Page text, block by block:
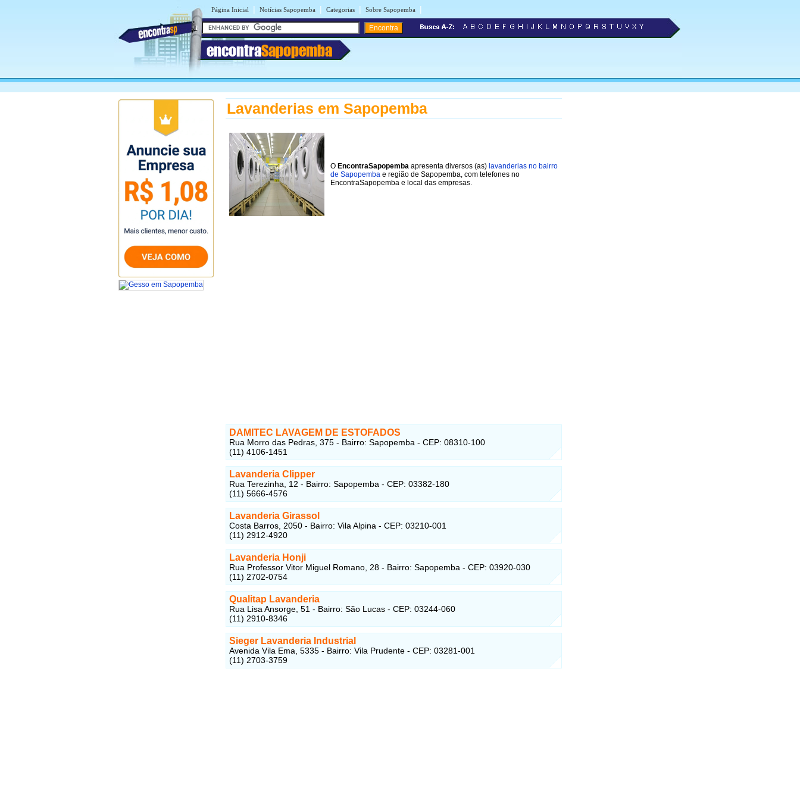
Página Inicial | Notícias Sapopemba | Categorias | Sobre Sapopemba |
encontraSapopemba
Lavanderias em Sapopemba
O EncontraSapopemba apresenta diversos (as) lavanderias no bairro
de Sapopemba e região de Sapopemba, com telefones no
EncontraSapopemba e local das empresas.
DAMITEC LAVAGEM DE ESTOFADOS
Rua Morro das Pedras, 375 - Bairro: Sapopemba - CEP: 08310-100
(11) 4106-1451
Lavanderia Clipper
Rua Terezinha, 12 - Bairro: Sapopemba - CEP: 03382-180
(11) 5666-4576
Lavanderia Girassol
Costa Barros, 2050 - Bairro: Vila Alpina - CEP: 03210-001
(11) 2912-4920
Lavanderia Honji
Rua Professor Vitor Miguel Romano, 28 - Bairro: Sapopemba - CEP: 03920-030
(11) 2702-0754
Qualitap Lavanderia
Rua Lisa Ansorge, 51 - Bairro: São Lucas - CEP: 03244-060
(11) 2910-8346
Sieger Lavanderia Industrial
Avenida Vila Ema, 5335 - Bairro: Vila Prudente - CEP: 03281-001
(11) 2703-3759